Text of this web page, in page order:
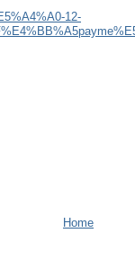
12-
Home